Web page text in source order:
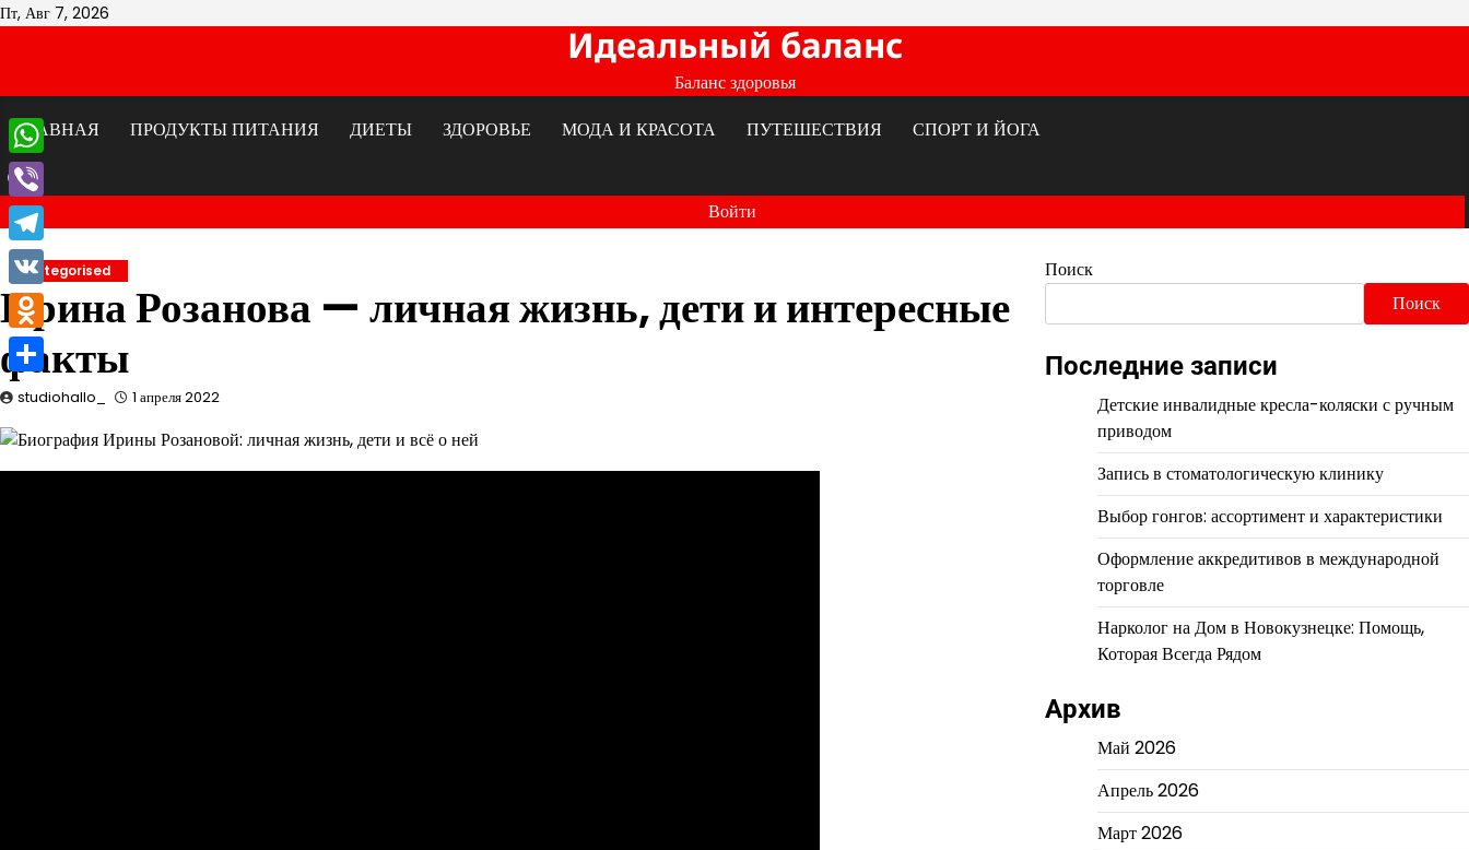
Перейти
Пт, Авг 7, 2026
Идеальный баланс
Баланс здоровья
ГЛАВНАЯ
ПРОДУКТЫ ПИТАНИЯ ДИЕТЫ ЗДОРОВЬЕ МОДА И КРАСОТА ПУТЕШЕСТВИЯ СПОРТ И ЙОГА
Войти
Uncategorised
Ирина Розанова — личная жизнь, дети и интересные
факты
studiohallo_ 1 апреля 2022
Поиск
Поиск
Последние записи
Детские инвалидные кресла-коляски с ручным
приводом
Запись в стоматологическую клинику
Выбор гонгов: ассортимент и характеристики
Оформление аккредитивов в международной
торговле
Нарколог на Дом в Новокузнецке: Помощь,
Которая Всегда Рядом
Архив
Май 2026
Апрель 2026
Март 2026
WhatsApp
Viber
Telegram
VK
Odnoklassniki
Отправить